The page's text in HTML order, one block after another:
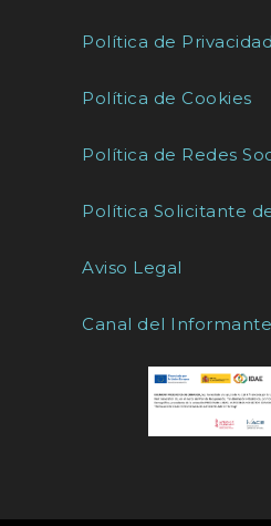
Política de Privacidad
Política de Cookies
Política de Redes
Política Solicitante
Aviso Legal
Canal del Informante